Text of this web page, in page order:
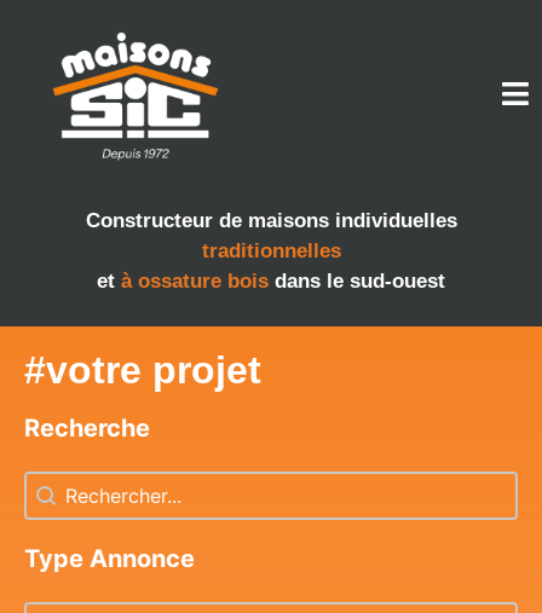
Constructeur de maisons individuelles
traditionnelles
et à ossature bois dans le sud-ouest
#votre projet
Recherche
Recherche
Recherche
Type Annonce